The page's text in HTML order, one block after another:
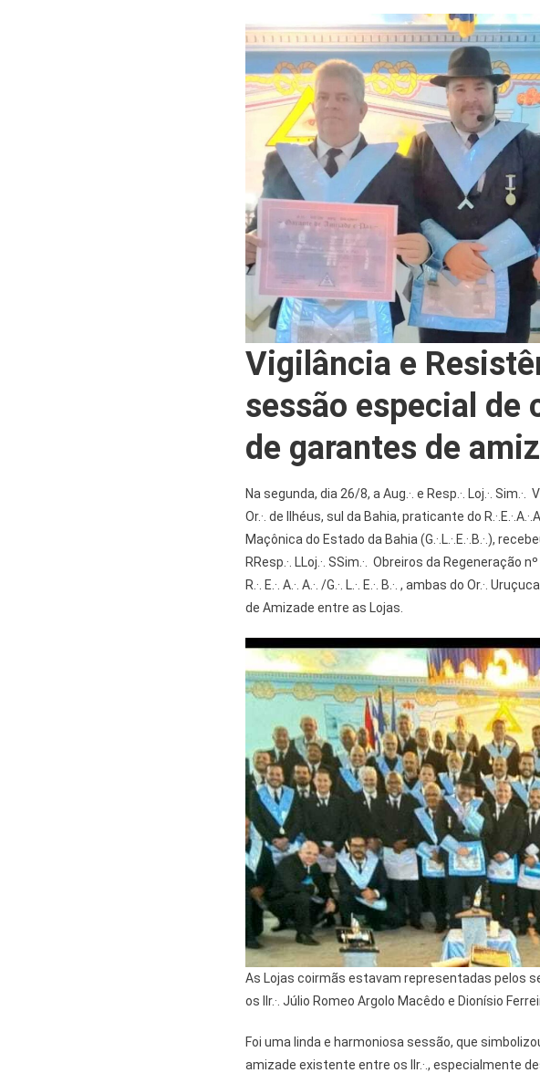
Vigilância e
sessão especial de
de garantes de
Na segunda, dia 26/8, a Aug.·. e Resp.·. Loj.·.
Or.·. de Ilhéus, sul da Bahia, praticante do
Maçônica do Estado da Bahia (G.·.L.·.E.·.B.·.),
RResp.·. LLoj.·. SSim.·. Obreiros da Regeneração
R.·. E.·. A.·. A.·. /G.·. L.·. E.·. B.·. , ambas do Or.·.
de Amizade entre as Lojas.
As Lojas coirmãs estavam representadas pelos
os IIr.·. Júlio Romeo Argolo Macêdo e Dionísio
Foi uma linda e harmoniosa sessão, que
amizade existente entre os IIr.·., especialmente